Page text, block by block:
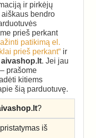
ir pirkėjų
bendro
prieš perkant
patikimą el.
prieš perkant“ ir
aivashop.lt. Jei jau
– prašome
kitiems
šią parduotuvę.
?
iš